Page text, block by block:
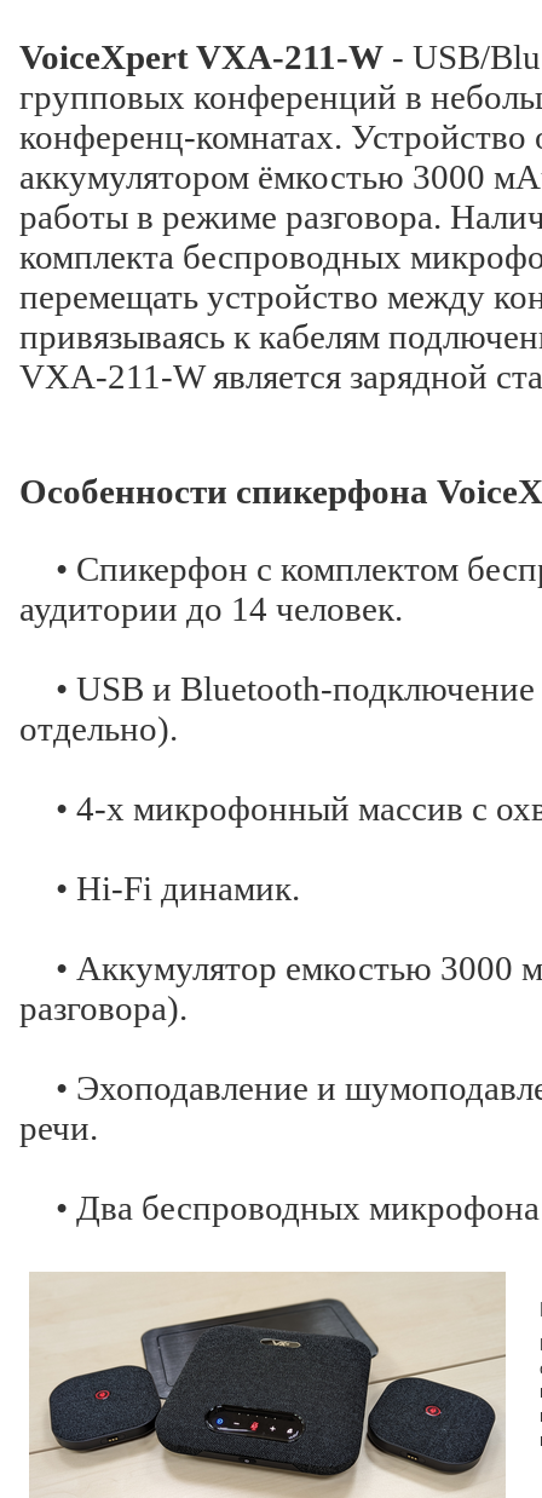
VoiceXpert VXA-211-W - USB/
групповых конференций в
конференц-комнатах.
аккумулятором ёмкостью 3000
работы в режиме разговора.
комплекта беспроводных
перемещать устройство между
привязываясь к кабелям
VXA-211-W является зарядной
Особенности спикерфона
• Спикерфон с комплектом
аудитории до 14 человек.
• USB и Bluetooth-подключение
отдельно).
• 4-х микрофонный массив с
• Hi-Fi динамик.
• Аккумулятор емкостью 3000
разговора).
• Эхоподавление и
речи.
• Два беспроводных микрофона